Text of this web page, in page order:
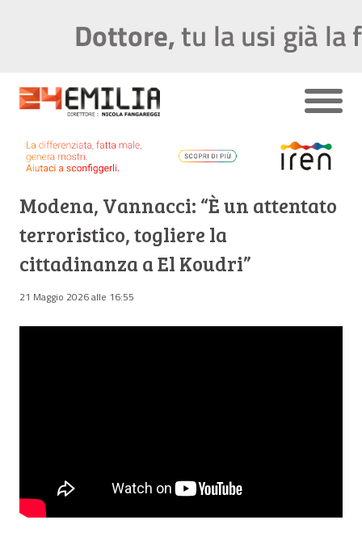
Modena, Vannacci: “È un attentato
terroristico, togliere la
cittadinanza a El Koudri”
21 Maggio 2026 alle 16:55